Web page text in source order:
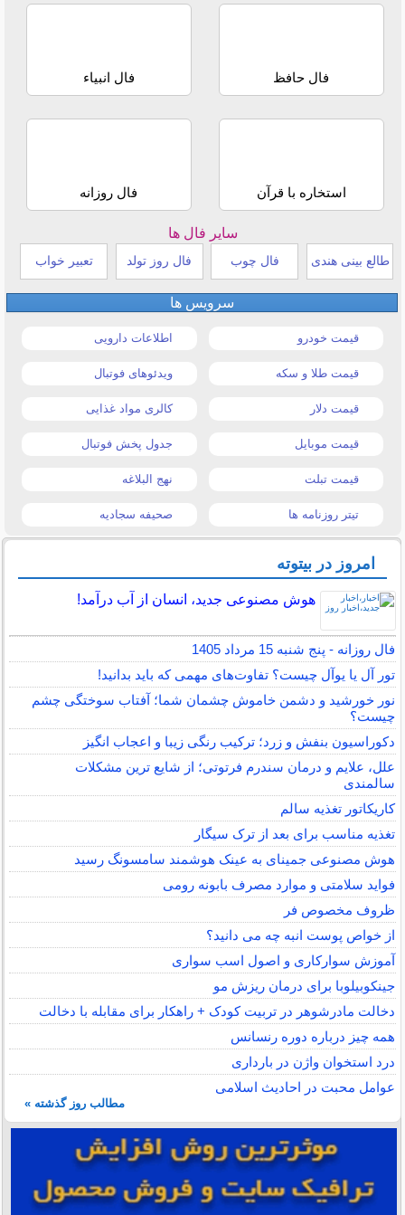
فال حافظ فال انبیاء
استخاره با قرآن فال روزانه
سایر فال ها
طالع بینی هندی فال چوب فال روز تولد تعبیر خواب
سرویس ها
قیمت خودرو اطلاعات دارویی
قیمت طلا و سکه ویدئوهای فوتبال
قیمت دلار کالری مواد غذایی
قیمت موبایل جدول پخش فوتبال
قیمت تبلت نهج البلاغه
تیتر روزنامه ها صحیفه سجادیه
امروز در بیتوته
هوش مصنوعی جدید، انسان از آب درآمد!
فال روزانه - پنج شنبه 15 مرداد 1405
تور آل یا یوآل چیست؟ تفاوت‌های مهمی که باید بدانید!
نور خورشید و دشمن خاموش چشمان شما؛ آفتاب سوختگی چشم
چیست؟
دکوراسیون بنفش و زرد؛ ترکیب رنگی زیبا و اعجاب انگیز
علل، علایم و درمان سندرم فرتوتی؛ از شایع ترین مشکلات
سالمندی
کاریکاتور تغذیه سالم
تغذیه مناسب برای بعد از ترک سیگار
هوش مصنوعی جمینای به عینک هوشمند سامسونگ رسید
فواید سلامتی و موارد مصرف بابونه رومی
ظروف مخصوص فر
از خواص پوست انبه چه می دانید؟
آموزش سوارکاری و اصول اسب سواری
جینکوبیلوبا برای درمان ریزش مو
دخالت مادرشوهر در تربیت کودک + راهکار برای مقابله با دخالت
همه چیز درباره دوره رنسانس
درد استخوان واژن در بارداری
عوامل محبت در احادیث اسلامى
مطالب روز گذشته »